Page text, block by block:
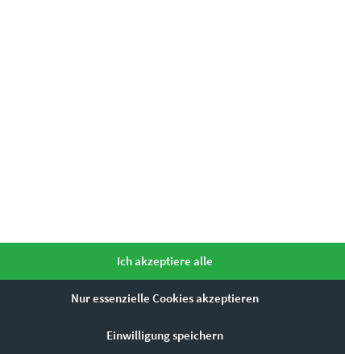
Berlin“ die Hauptstadt in
– sende uns dazu einfach eine Nachricht über unser
Ich akzeptiere alle
Nur essenzielle Cookies akzeptieren
Einwilligung speichern